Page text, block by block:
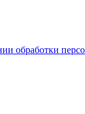
обработки